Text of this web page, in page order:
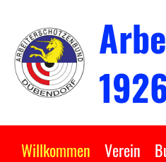
Willkommen Verein